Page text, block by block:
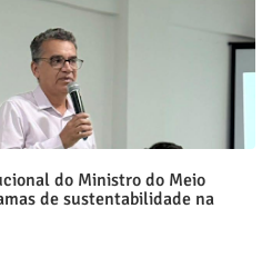
do Ministro do Meio
de sustentabilidade na